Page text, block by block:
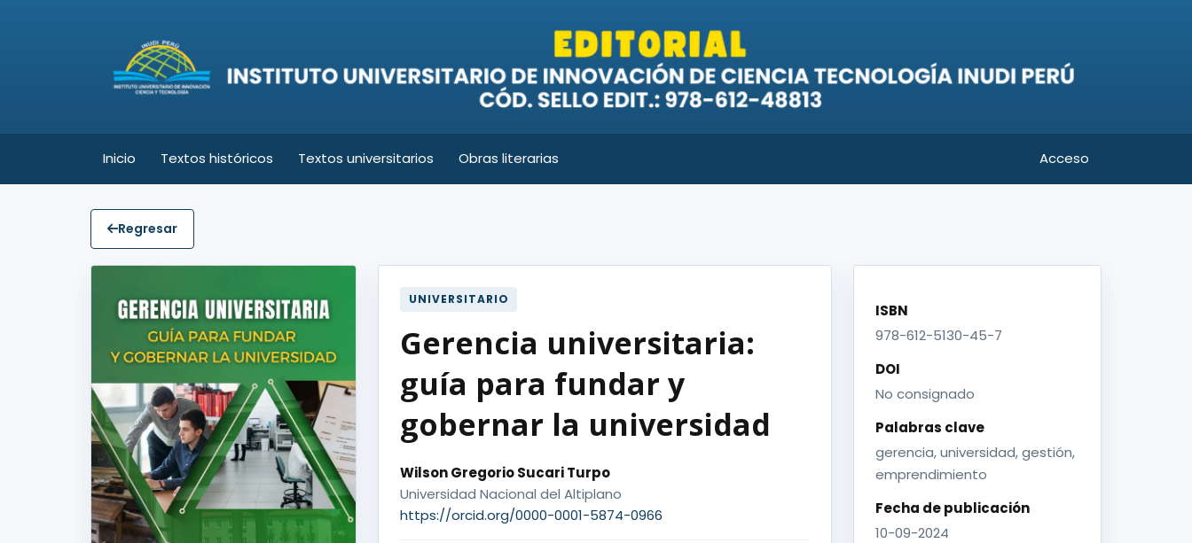
Inicio Textos históricos Textos universitarios Obras literarias Acceso
Regresar
UNIVERSITARIO
Gerencia universitaria:
guía para fundar y
gobernar la universidad
Wilson Gregorio Sucari Turpo
Universidad Nacional del Altiplano
https://orcid.org/0000-0001-5874-0966
ISBN
978-612-5130-45-7
DOI
No consignado
Palabras clave
gerencia, universidad, gestión,
emprendimiento
Fecha de publicación
10-09-2024